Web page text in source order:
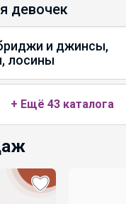
девочек
и джинсы,
лосины
+ Ещё 43 каталога